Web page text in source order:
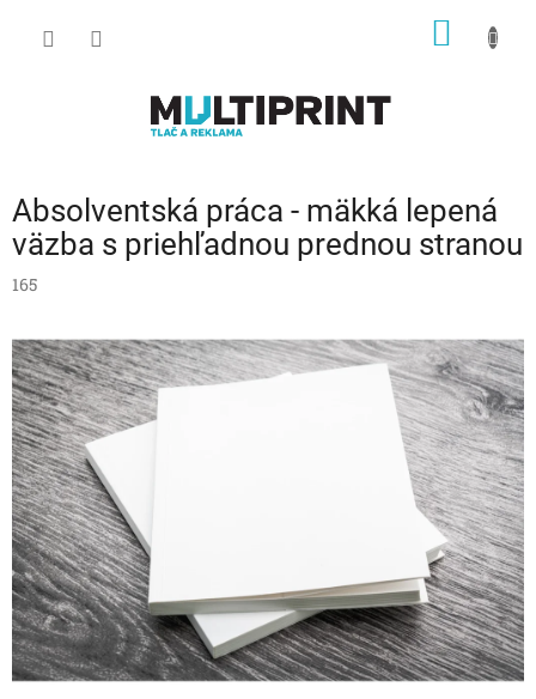
Absolventská práca - mäkká lepená
väzba s priehľadnou prednou stranou
165